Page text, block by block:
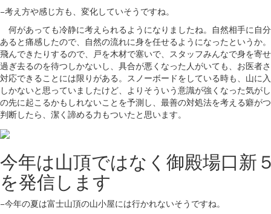
−考え方や感じ方も、変化していそうですね。
何があっても冷静に考えられるようになりましたね。自然相手に自
あると痛感したので、自然の流れに身を任せるようになったというか
飛んできたりするので、戸を木材で塞いで、スタッフみんなで身を寄
過ぎ去るのを待つしかないし、具合が悪くなった人がいても、お医者
対応できることには限りがある。スノーボードをしている時も、山に
しかないと思っていましたけど、よりそういう意識が強くなった気が
の先に起こるかもしれないことを予測し、最善の対処法を考える癖が
判断したら、潔く諦める力もついたと思います。
今年は山頂ではなく 御殿場口新
を発信します
−今年の夏は富士山頂の山小屋には行かれないそうですね。